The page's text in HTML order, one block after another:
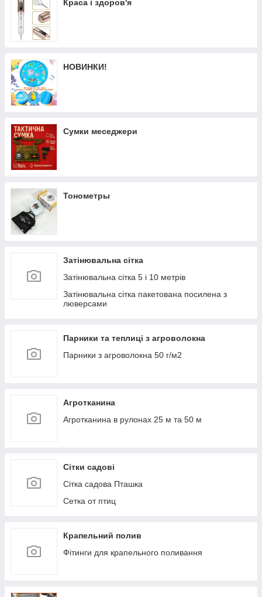
Краса і здоров'я
НОВИНКИ!
Сумки меседжери
Тонометры
Затінювальна сітка
Затінювальна сітка 5 і 10 метрів
Затінювальна сітка пакетована посилена з
люверсами
Парники та теплиці з агроволокна
Парники з агроволокна 50 г/м2
Агротканина
Агротканина в рулонах 25 м та 50 м
Сітки садові
Сітка садова Пташка
Сетка от птиц
Крапельний полив
Фітинги для крапельного поливання